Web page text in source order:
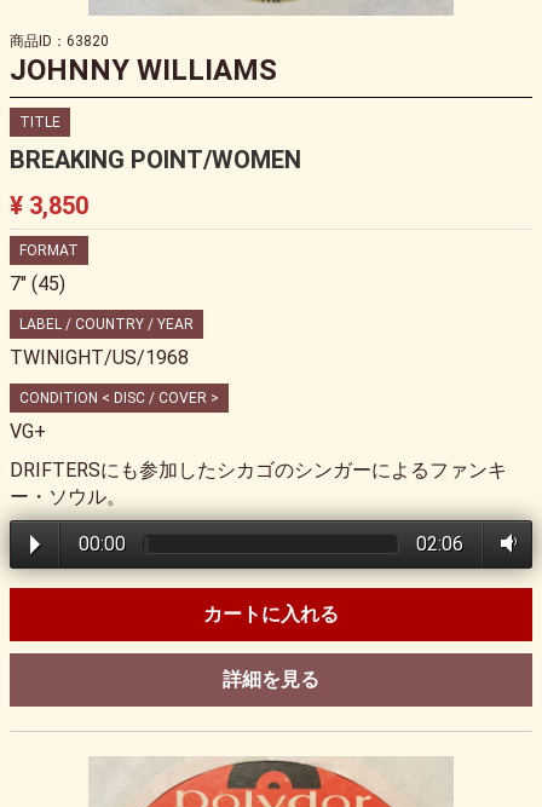
商品ID：63820
JOHNNY WILLIAMS
TITLE
BREAKING POINT/WOMEN
¥ 3,850
FORMAT
7" (45)
LABEL / COUNTRY / YEAR
TWINIGHT/US/1968
CONDITION < DISC / COVER >
VG+
DRIFTERSにも参加したシカゴのシンガーによるファンキ
ー・ソウル。
00:00 02:06
カートに入れる
詳細を見る